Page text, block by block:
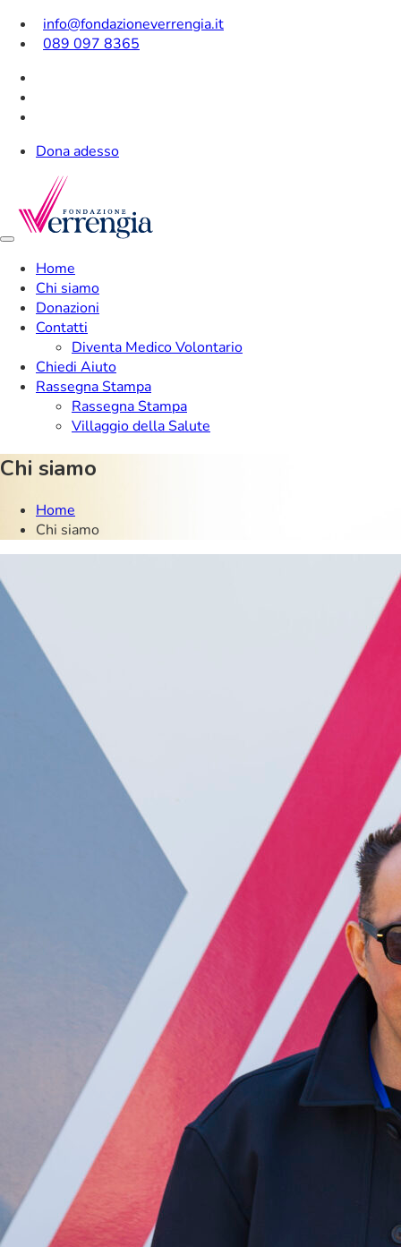
info@fondazioneverrengia.it
089 097 8365
Dona adesso
Home
Chi siamo
Donazioni
Contatti
Diventa Medico Volontario
Chiedi Aiuto
Rassegna Stampa
Rassegna Stampa
Villaggio della Salute
Chi siamo
Home
Chi siamo